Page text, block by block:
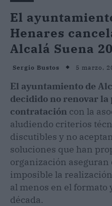
El
Henares
Alcalá Suena
Sergio Bustos 5 marzo,
El ayuntamiento de
decidido no renovar
contratación con la
aludiendo criterios
discutibles y no
soluciones que han
organización aseguran
imposible la
al menos en el formato
década.